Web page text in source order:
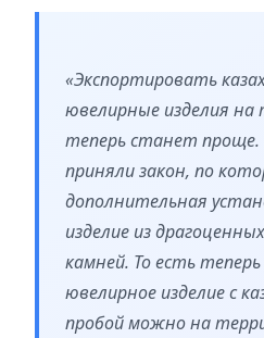
«Экспортировать
ювелирные изделия
теперь станет проще.
приняли закон, по
дополнительная
изделие из
камней. То есть
ювелирное изделие с
пробой можно на